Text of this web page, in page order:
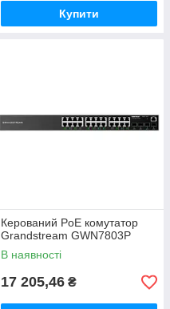
Купити
Керований PoE комутатор
Grandstream GWN7803P
В наявності
17 205,46 ₴